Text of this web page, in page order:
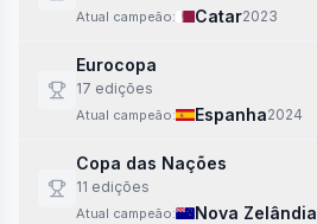
Atual campeão: Catar2023
Eurocopa
17 edições
Atual campeão: Espanha2024
Copa das Nações
11 edições
Atual campeão: Nova Zelândia